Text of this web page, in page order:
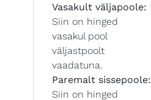
Vasakult väljapoole:
Siin on hinged
vasakul pool
väljastpoolt
vaadatuna.
Paremalt sissepoole:
Siin on hinged